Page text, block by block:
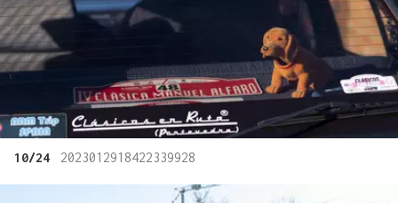
10/24 2023012918422339928